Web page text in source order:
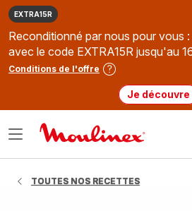
EXTRA15R
Reconditionné par nous pour vous
avec le code EXTRA15R jusqu'au
Conditions de l'offre
Je découvre
Ouvrir
TOUTES NOS RECETTES